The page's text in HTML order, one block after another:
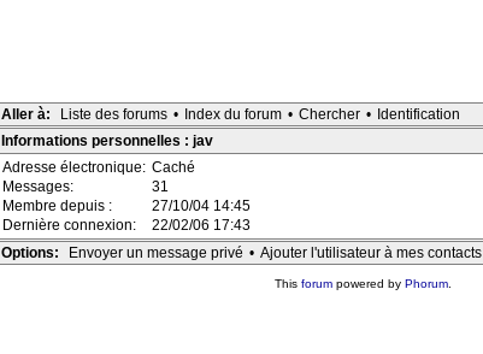
Aller à: Liste des forums • Index du forum • Chercher • Identification
Informations personnelles : jav
Adresse électronique: Caché
Messages:
31
Membre depuis :
27/10/04 14:45
Dernière connexion:
22/02/06 17:43
Options:
Envoyer un message privé • Ajouter l'utilisateur à mes contacts
This forumpowered by Phorum.